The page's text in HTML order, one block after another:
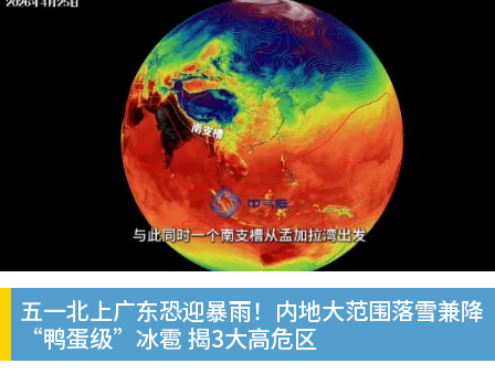
五一北上广东恐迎暴雨！内地大范围落雪兼降
“鸭蛋级”冰雹 揭3大高危区